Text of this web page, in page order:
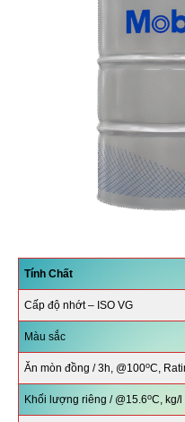
Tính Chất
Cấp độ nhớt – ISO VG
Màu sắc
Ăn mòn đồng / 3h, @100oC,
Khối lượng riêng / @15.6oC, kg/l